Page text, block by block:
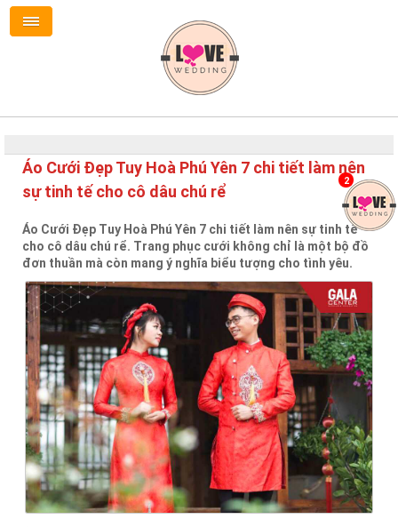
Áo Cưới Đẹp Tuy Hoà Phú Yên 7 chi tiết làm nên
sự tinh tế cho cô dâu chú rể
Áo Cưới Đẹp Tuy Hoà Phú Yên 7 chi tiết làm nên sự tinh tế
cho cô dâu chú rể. Trang phục cưới không chỉ là một bộ đồ
đơn thuần mà còn mang ý nghĩa biểu tượng cho tình yêu.
2